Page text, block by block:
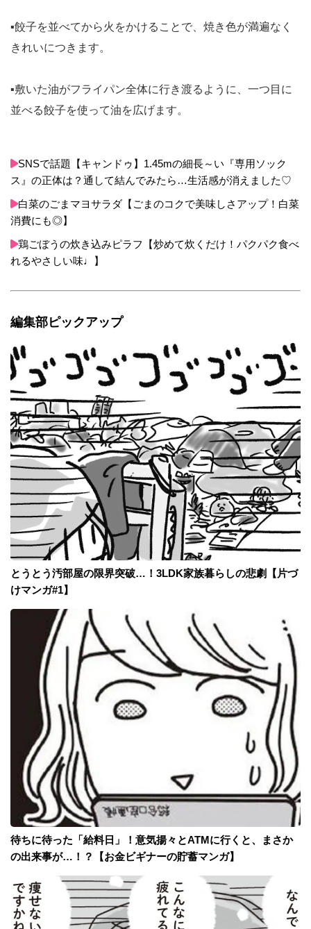
▪️餃子を並べてから火をかけることで、焼き色が満遍なく
きれいにつきます。
▪️敷いた油がフライパン全体に行き渡るように、一つ目に
並べる餃子を使って油を広げます。
SNSで話題【キャンドゥ】1.45mの細長～い『専用ソック
ス』の正体は？通して結んでみたら…生活感が消えました♡
白菜のごまマヨサラダ【ごまのコクで美味しさアップ！白菜
消費にも◎】
鶏ごぼうの炊き込みピラフ【炒めて炊くだけ！パクパク食べ
れるやさしい味♩】
編集部ピックアップ
とうとう汚部屋の限界突破…！3LDK家族暮らしの悲劇【片づ
けマンガ#1】
待ちに待った「給料日」！意気揚々とATMに行くと、まさか
の出来事が…！？【お金ビギナーの貯蓄マンガ】